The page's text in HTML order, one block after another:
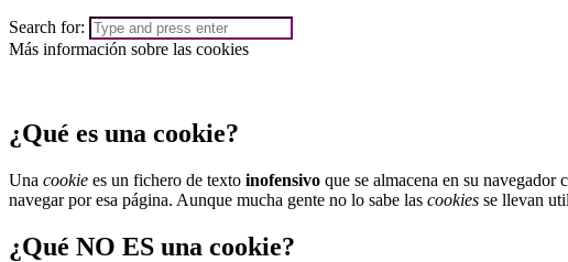
Search for:
Más información sobre las cookies
¿Qué es una cookie?
Una cookie es un fichero de texto inofensivo que se almacena en su
navegar por esa página. Aunque mucha gente no lo sabe las cookies se llevan
¿Qué NO ES una cookie?